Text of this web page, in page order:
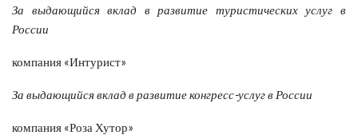
За выдающийся вклад в развитие туристических услуг в
России
компания «Интурист»
За выдающийся вклад в развитие конгресс-услуг в России
компания «Роза Хутор»